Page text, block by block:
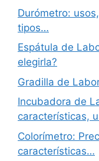
Durómetro:
tipos…
Espátula de
elegirla?
Gradilla de
Incubadora de
características,
Colorímetro:
características…